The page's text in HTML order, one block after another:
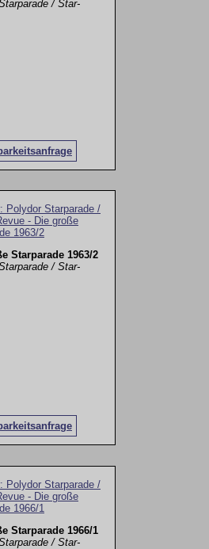
/ Star-
Starparade 1963/2
/ Star-
Starparade 1966/1
/ Star-